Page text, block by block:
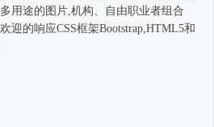
用途的图片,机构、自由职业者组合
迎的响应CSS框架Bootstrap,HTML5和